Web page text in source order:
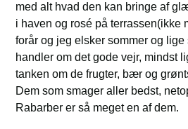
med alt hvad den kan bringe af
i haven og rosé på terrassen(ikke
forår og jeg elsker sommer og
handler om det gode vejr, mindst
tanken om de frugter, bær og
Dem som smager aller bedst,
Rabarber er så meget en af dem.